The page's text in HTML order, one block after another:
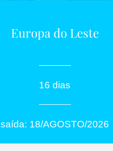
Europa do Leste
16 dias
saída: 18/AGOSTO/2026